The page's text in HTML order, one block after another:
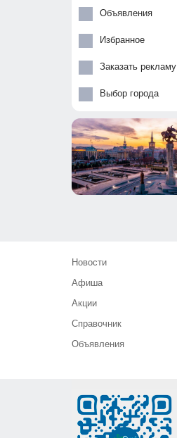
Объявления
Избранное
Заказать рекламу
Выбор города
Новости
Афиша
Акции
Справочник
Объявления